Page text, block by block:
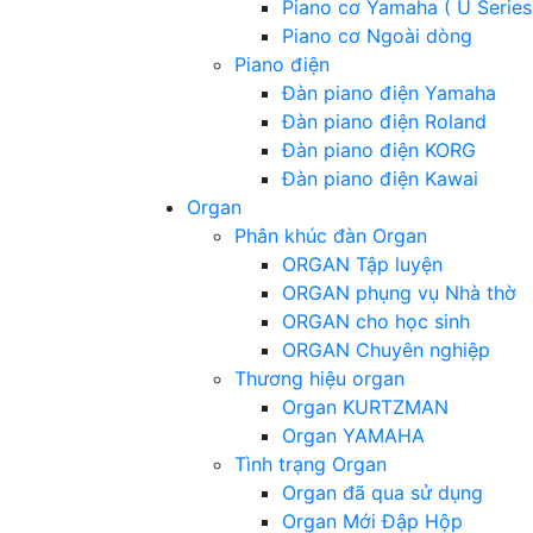
Piano cơ Yamaha ( U
Piano cơ Ngoài dòng
Piano điện
Đàn piano điện Yamaha
Đàn piano điện Roland
Đàn piano điện KORG
Đàn piano điện Kawai
Organ
Phân khúc đàn Organ
ORGAN Tập luyện
ORGAN phụng vụ Nhà thờ
ORGAN cho học sinh
ORGAN Chuyên nghiệp
Thương hiệu organ
Organ KURTZMAN
Organ YAMAHA
Tình trạng Organ
Organ đã qua sử dụng
Organ Mới Đập Hộp